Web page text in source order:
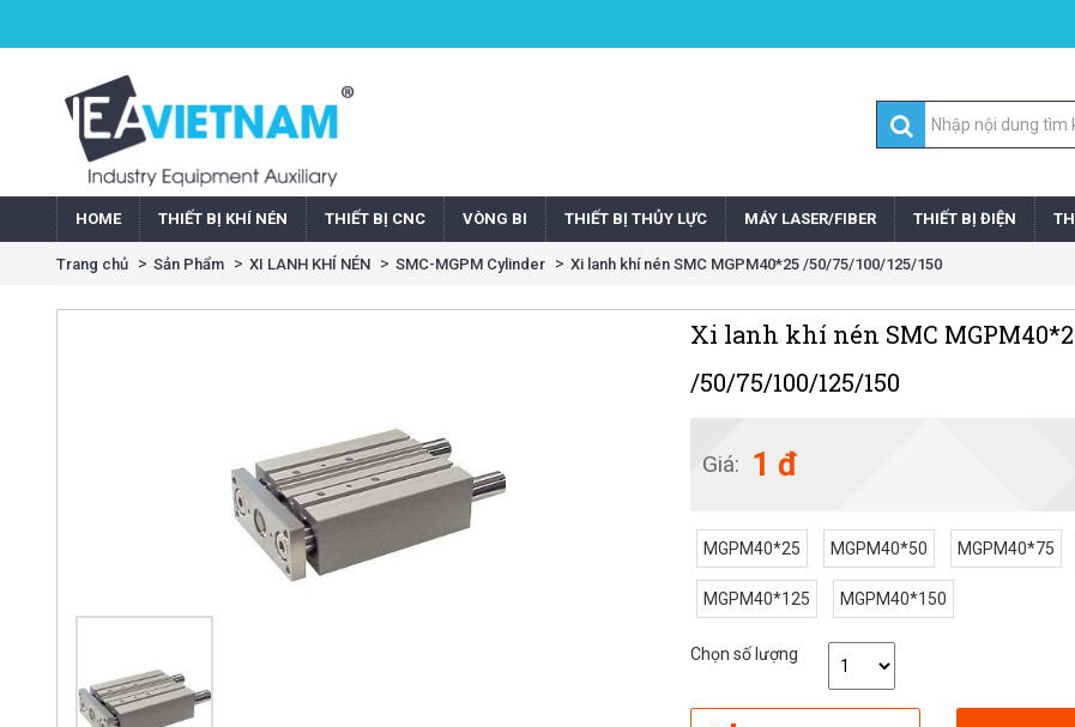
HOME THIẾT BỊ KHÍ NÉN THIẾT BỊ CNC VÒNG BI THIẾT BỊ THỦY LỰC MÁY LASER/FIBER THIẾT BỊ ĐIỆN
Trang chủ Sản Phẩm XI LANH KHÍ NÉN SMC-MGPM Cylinder Xi lanh khí nén SMC MGPM40*25 /50/75/100/125/150
Xi lanh khí nén SMC
/50/75/100/125/150
Giá: 1 đ
MGPM40*25 MGPM40*50 MGPM40*75
MGPM40*125 MGPM40*150
Chọn số lượng